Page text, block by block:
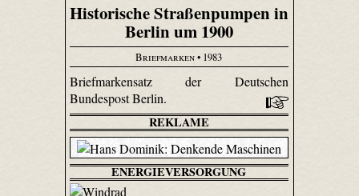
Historische Straßenpumpen in
Berlin um 1900
Briefmarken• 1983
Briefmarkensatz der Deutschen
Bundespost Berlin.
REKLAME
ENERGIEVERSORGUNG